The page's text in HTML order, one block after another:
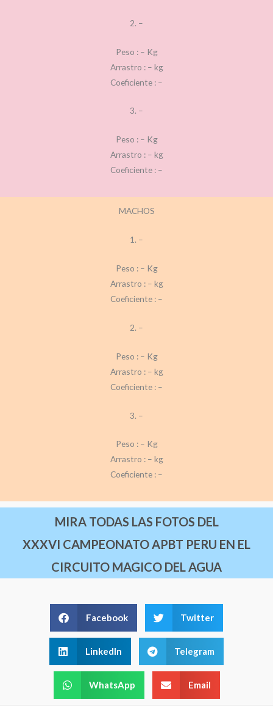
2. –
Peso : – Kg
Arrastro : – kg
Coeficiente : –
3. –
Peso : – Kg
Arrastro : – kg
Coeficiente : –
MACHOS
1. –
Peso : – Kg
Arrastro : – kg
Coeficiente : –
2. –
Peso : – Kg
Arrastro : – kg
Coeficiente : –
3. –
Peso : – Kg
Arrastro : – kg
Coeficiente : –
MIRA TODAS LAS FOTOS DEL
XXXVI CAMPEONATO APBT PERU EN EL
CIRCUITO MAGICO DEL AGUA
Facebook Twitter
LinkedIn Telegram
WhatsApp Email